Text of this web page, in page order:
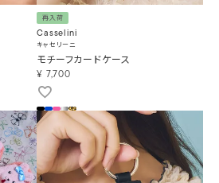
再入荷
Casselini
キャセリーニ
モチーフカードケース
¥ 7,700